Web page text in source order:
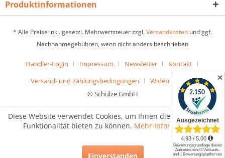
✕
Produktinformationen
* Alle Preise inkl. gesetzl. Mehrwertsteuer zzgl.Versandkosten und ggf.
Nachnahmegebühren, wenn nicht anders beschrieben
Händler-Login Impressum Newsletter
Kontakt
Versand- und Zahlungsbedingungen
Widerrufsrecht
© Schulze GmbH
Diese Website verwendet Cookies, um Ihnen die bestmögliche
Funktionalität bieten zu können. Mehr Informationen
Einverstanden